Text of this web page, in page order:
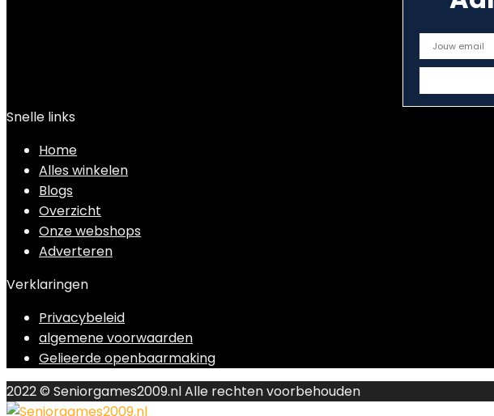
Snelle links
Home
Alles winkelen
Blogs
Overzicht
Onze webshops
Adverteren
Verklaringen
Privacybeleid
algemene voorwaarden
Gelieerde openbaarmaking
2022 © Seniorgames2009.nl Alle rechten voorbehouden